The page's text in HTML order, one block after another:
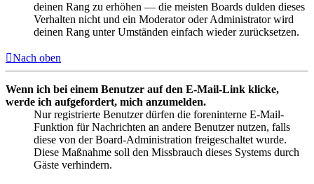
deinen Rang zu erhöhen — die meisten Boards dulden dieses
Verhalten nicht und ein Moderator oder Administrator wird
deinen Rang unter Umständen einfach wieder zurücksetzen.
Nach oben
Wenn ich bei einem Benutzer auf den E-Mail-Link klicke,
werde ich aufgefordert, mich anzumelden.
Nur registrierte Benutzer dürfen die foreninterne E-Mail-
Funktion für Nachrichten an andere Benutzer nutzen, falls
diese von der Board-Administration freigeschaltet wurde.
Diese Maßnahme soll den Missbrauch dieses Systems durch
Gäste verhindern.